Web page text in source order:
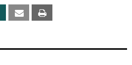
Xing Email